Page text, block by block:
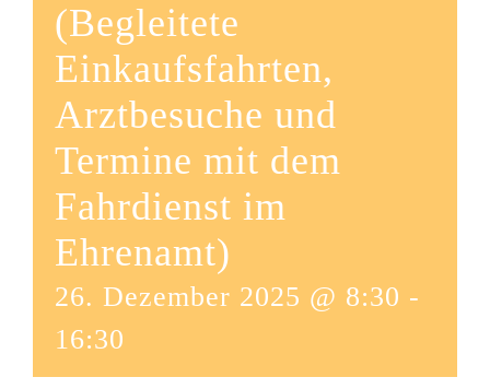
(Begleitete
Einkaufsfahrten,
Arztbesuche und
Termine mit dem
Fahrdienst im
Ehrenamt)
26. Dezember 2025 @ 8:30 -
16:30